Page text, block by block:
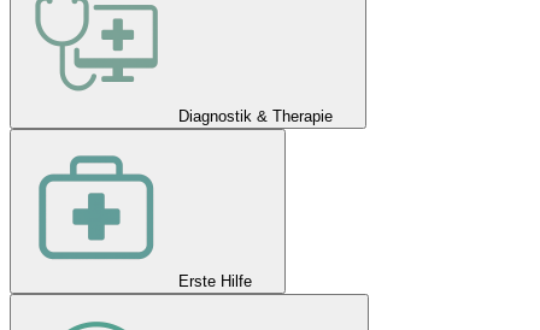
Diagnostik & Therapie
Erste Hilfe